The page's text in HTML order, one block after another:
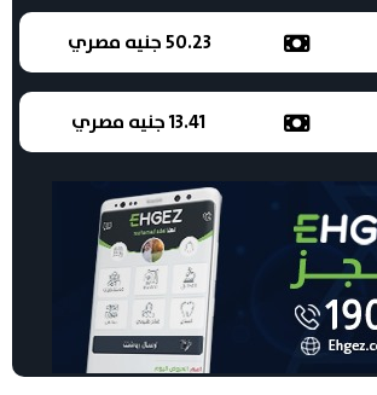
50.23 جنيه مصري
13.41 جنيه مصري